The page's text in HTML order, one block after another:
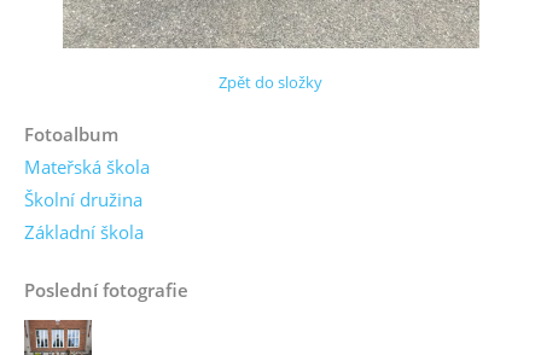
Zpět do složky
Fotoalbum
Mateřská škola
Školní družina
Základní škola
Poslední fotografie